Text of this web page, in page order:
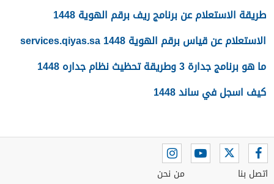
طريقة الاستعلام عن برنامج ريف برقم الهوية 1448
الاستعلام عن قياس برقم الهوية 1448 services.qiyas.sa
ما هو برنامج جدارة 3 وطريقة تحظيث نظام جداره 1448
كيف اسجل في ساند 1448
اتصل بنا من نحن